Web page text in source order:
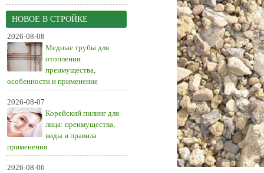
НОВОЕ В СТРОЙКЕ
2026-08-08
Медные трубы для
отопления:
преимущества,
особенности и применение
2026-08-07
Корейский пилинг для
лица: преимущества,
виды и правила
применения
2026-08-06